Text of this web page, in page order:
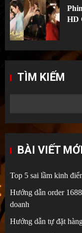
HD
TÌM KIẾM
BÀI VIẾT MỚI
Top 5 sai lầm kinh
Hướng dẫn order
doanh
Hướng dẫn tự đặt